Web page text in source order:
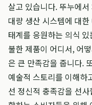
살고 있습니다. 뚜누에서
대량 생산 시스템에 대
태계를 응원하는 의식
불한 제품이 어디서, 어
은 큰 만족감을 줍니다.
예술적 스토리를 이해하
선 정신적 충족감을 선